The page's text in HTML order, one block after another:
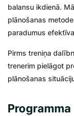
balansu ikdienā.
plānošanas
paradumus
Pirms treniņa
trenerim pielāgot
plānošanas
Programma